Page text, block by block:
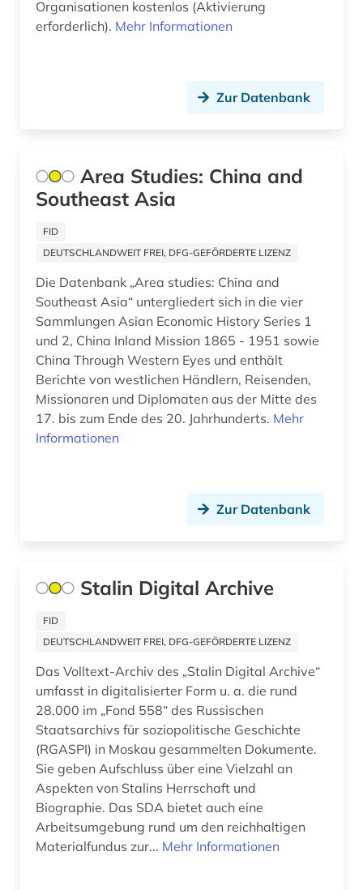
außenpolitik (7)
bad reichenhall (1)
balkanromanistik (1)
ballangen (1)
ballett (1)
baltikum (2)
barßel (1)
bayerische motoren-werke (1)
bayern (12)
bayern. bayerische staatsregierung (1)
beamter (1)
begräbnis (1)
behringwerke (1)
behörde (1)
Norwegen (62)
Osteuropa (21)
Palaestina (3)
Portugal (3)
Rheinland-Pfalz (5)
Roemisches Reich (2)
Rumänien (3)
Russland, Sowjetunion (29)
Saarland (1)
Serbien (3)
Slowenien (4)
Spanien (12)
Suedamerika (12)
Suedasien (4)
Suedostasien (3)
Organisationen kostenlos (Aktivierung
erforderlich). Mehr Informationen
Zur Datenbank
Area Studies: China and
Southeast Asia
FID
DEUTSCHLANDWEIT FREI, DFG-GEFÖRDERTE LIZENZ
Die Datenbank „Area studies: China and
Southeast Asia“ untergliedert sich in die vier
Sammlungen Asian Economic History Series 1
und 2, China Inland Mission 1865 - 1951 sowie
China Through Western Eyes und enthält
Berichte von westlichen Händlern, Reisenden,
Missionaren und Diplomaten aus der Mitte des
17. bis zum Ende des 20. Jahrhunderts. Mehr
Informationen
Zur Datenbank
Stalin Digital Archive
FID
DEUTSCHLANDWEIT FREI, DFG-GEFÖRDERTE LIZENZ
Das Volltext-Archiv des „Stalin Digital Archive“
umfasst in digitalisierter Form u. a. die rund
28.000 im „Fond 558“ des Russischen
Staatsarchivs für soziopolitische Geschichte
(RGASPI) in Moskau gesammelten Dokumente.
Sie geben Aufschluss über eine Vielzahl an
Aspekten von Stalins Herrschaft und
Biographie. Das SDA bietet auch eine
Arbeitsumgebung rund um den reichhaltigen
Materialfundus zur... Mehr Informationen